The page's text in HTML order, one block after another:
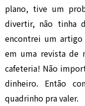
plano, tive um
divertir, não tinha
encontrei um artigo
em uma revista de
cafeteria! Não
dinheiro. Então
quadrinho pra valer.